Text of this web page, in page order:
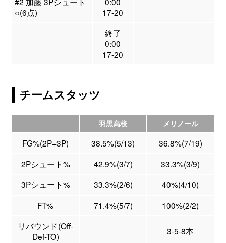
○(6点)
17-20
終了
0:00
17-20
チームスタッツ
羽黒高校 メリノール
FG%(2P+3P) 38.5%(5/13)
36.8%(7/19)
2Pシュート%
42.9%(3/7)
33.3%(3/9)
3Pシュート%
33.3%(2/6)
40%(4/10)
FT%
71.4%(5/7)
100%(2/2)
リバウンド(Off-
Def-TO)
3-5-8本